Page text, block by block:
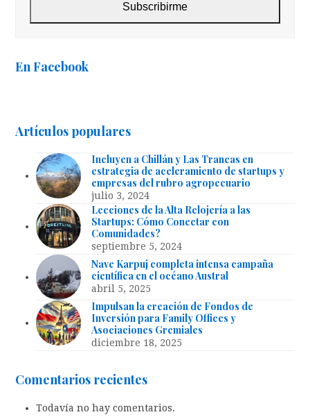
Subscribirme
En Facebook
Artículos populares
Incluyen a Chillán y Las Trancas en
estrategia de aceleramiento de startups y
empresas del rubro agropecuario
julio 3, 2024
Lecciones de la Alta Relojería a las
Startups: Cómo Conectar con
Comunidades?
septiembre 5, 2024
Nave Karpuj completa intensa campaña
científica en el océano Austral
abril 5, 2025
Impulsan la creación de Fondos de
Inversión para Family Offices y
Asociaciones Gremiales
diciembre 18, 2025
Comentarios recientes
Todavía no hay comentarios.